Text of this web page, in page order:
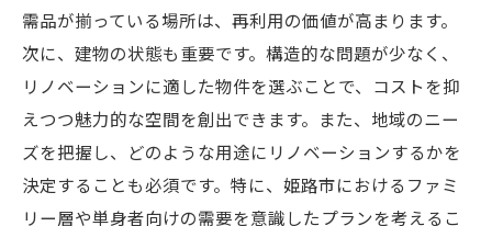
需品が揃っている場所は、再利用の価値が高まります。
次に、建物の状態も重要です。構造的な問題が少なく、
リノベーションに適した物件を選ぶことで、コストを抑
えつつ魅力的な空間を創出できます。また、地域のニー
ズを把握し、どのような用途にリノベーションするかを
決定することも必須です。特に、姫路市におけるファミ
リー層や単身者向けの需要を意識したプランを考えるこ